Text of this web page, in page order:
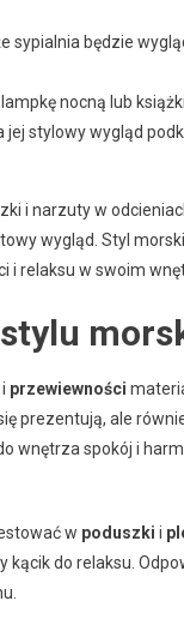
sypialnia będzie
nocną lub książki.
jej stylowy wygląd
i narzuty w
wygląd. Styl
i relaksu w swoim
i przewiewności
prezentują, ale
wnętrza spokój i
w poduszki i
do relaksu.